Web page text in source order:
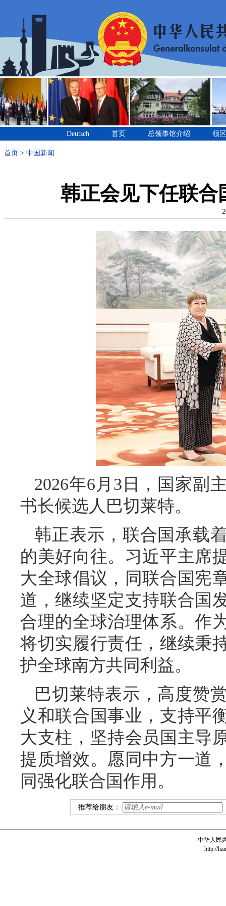
Deutsch 首页 总领事馆介绍 领
首页 > 中国新闻
韩正会见下任联合
2026年6月3日，国家副
书长候选人巴切莱特。
韩正表示，联合国承载
的美好向往。习近平主席
大全球倡议，同联合国宪
道，继续坚定支持联合国
合理的全球治理体系。作
将切实履行责任，继续秉
护全球南方共同利益。
巴切莱特表示，高度赞
义和联合国事业，支持平
大支柱，坚持会员国主导
提质增效。愿同中方一道
同强化联合国作用。
推荐给朋友：
中华人民
http://